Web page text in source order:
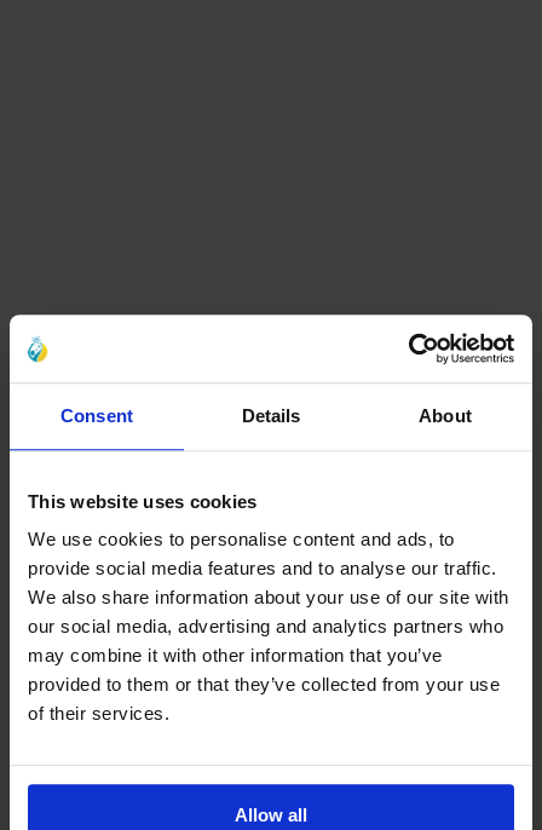
Consent Details About
This website uses cookies
We use cookies to personalise content and ads, to
provide social media features and to analyse our traffic.
We also share information about your use of our site with
our social media, advertising and analytics partners who
may combine it with other information that you’ve
provided to them or that they’ve collected from your use
of their services.
Allow all